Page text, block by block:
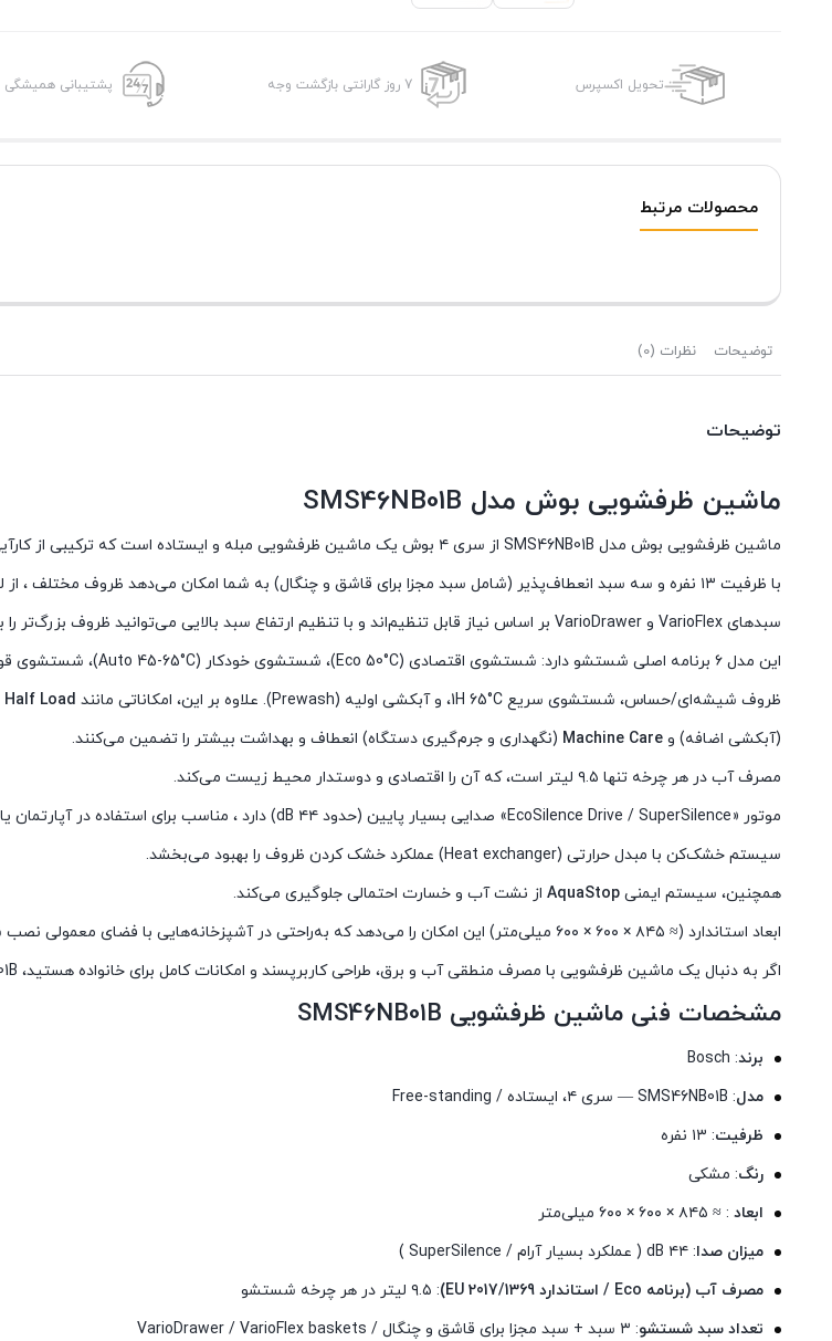
تحویل اکسپرس 7 روز گارانتی بازگشت وجه پشتیبانی همیشگی
محصولات مرتبط
توضیحات نظرات (0)
توضیحات
ماشین ظرفشویی بوش مدل SMS46NB01B
ماشین ظرفشویی بوش مدل SMS46NB01B از سری ۴ بوش یک ماشین ظرفشویی مبله و ایستاده است که ترکیبی از کارآیی، دوام و طراحی مدرن را برای آشپزخانه‌ی شما فراهم می‌کند.
با ظرفیت ۱۳ نفره و سه سبد انعطاف‌پذیر (شامل سبد مجزا برای قاشق و چنگال) به شما امکان می‌دهد ظروف مختلف ، از لیوان و قاشق‌چنگال گرفته تا قابلمه و بشقاب بزرگ ، را مرتب و بهینه بچینید.
سبدهای VarioFlex و VarioDrawer بر اساس نیاز قابل تنظیم‌اند و با تنظیم ارتفاع سبد بالایی می‌توانید ظروف بزرگ‌تر را بدون مشکل جای دهید.
ظروف شیشه‌ای/حساس، شستشوی سریع 1H 65°C، و آبکشی اولیه (Prewash). علاوه بر این، امکاناتی مانند
Half Load
(آبکشی اضافه) وMachine Care (نگهداری و جرم‌گیری دستگاه) انعطاف و بهداشت بیشتر را تضمین می‌کنند.
مصرف آب در هر چرخه تنها ۹.۵ لیتر است، که آن را اقتصادی و دوستدار محیط زیست می‌کند.
موتور «EcoSilence Drive / SuperSilence» صدایی بسیار پایین (حدود ۴۴ dB) دارد ، مناسب برای استفاده در آپارتمان یا آشپزخانه‌هایی که به سکوت اهمیت می‌دهند.
سیستم خشک‌کن با مبدل حرارتی (Heat exchanger) عملکرد خشک کردن ظروف را بهبود می‌بخشد.
همچنین، سیستم ایمنیAquaStop از نشت آب و خسارت احتمالی جلوگیری می‌کند.
ابعاد استاندارد (≈ ۸۴۵ × ۶۰۰ × ۶۰۰ میلی‌متر) این امکان را می‌دهد که به‌راحتی در آشپزخانه‌هایی با فضای معمولی نصب شود.
اگر به دنبال یک ماشین ظرفشویی با مصرف منطقی آب و برق، طراحی کاربرپسند و امکانات کامل برای خانواده هستید، SMS46NB01B انتخابی بسیار مناسب است.
مشخصات فنی ماشین ظرفشویی SMS46NB01B
برند: Bosch
مدل: SMS46NB01B — سری ۴، ایستاده / Free-standing
ظرفیت: ۱۳ نفره
رنگ: مشکی
ابعاد : ≈ ۸۴۵ × ۶۰۰ × ۶۰۰ میلی‌متر
میزان صدا: ۴۴ dB ( عملکرد بسیار آرام / SuperSilence )
مصرف آب (برنامه Eco / استاندارد EU 2017/1369)
: ۹.۵ لیتر در هر چرخه شستشو
تعداد سبد شستشو: ۳ سبد + سبد مجزا برای قاشق و چنگال / VarioDrawer / VarioFlex baskets